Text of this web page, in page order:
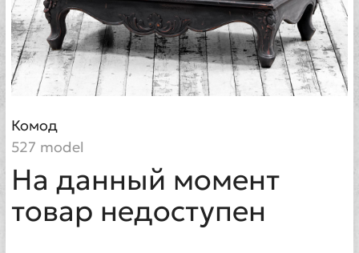
Комод
527 model
На данный момент
товар недоступен